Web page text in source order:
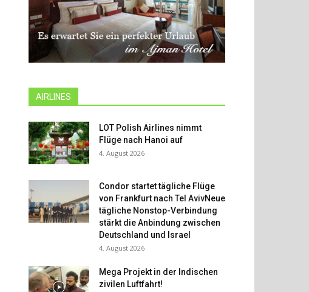
AIRLINES
LOT Polish Airlines nimmt
Flüge nach Hanoi auf
4. August 2026
Condor startet tägliche Flüge
von Frankfurt nach Tel AvivNeue
tägliche Nonstop-Verbindung
stärkt die Anbindung zwischen
Deutschland und Israel
4. August 2026
Mega Projekt in der Indischen
zivilen Luftfahrt!